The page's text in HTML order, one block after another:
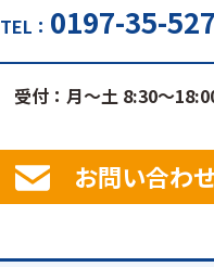
TEL： 0197-35-
受付：月～土 8:30～
お問い合わ